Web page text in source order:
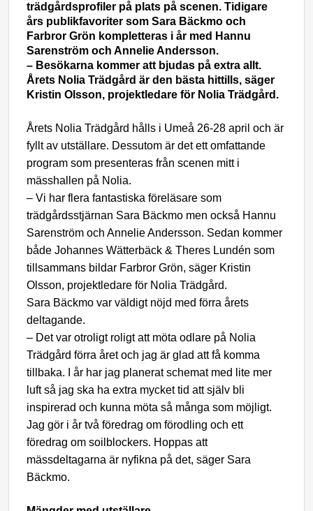
trädgårdsprofiler på plats på scenen. Tidigare
års publikfavoriter som Sara Bäckmo och
Farbror Grön kompletteras i år med Hannu
Sarenström och Annelie Andersson.
– Besökarna kommer att bjudas på extra allt.
Årets Nolia Trädgård är den bästa hittills, säger
Kristin Olsson, projektledare för Nolia Trädgård.
Årets Nolia Trädgård hålls i Umeå 26-28 april och är
fyllt av utställare. Dessutom är det ett omfattande
program som presenteras från scenen mitt i
mässhallen på Nolia.
– Vi har flera fantastiska föreläsare som
trädgårdsstjärnan Sara Bäckmo men också Hannu
Sarenström och Annelie Andersson. Sedan kommer
både Johannes Wätterbäck & Theres Lundén som
tillsammans bildar Farbror Grön, säger Kristin
Olsson, projektledare för Nolia Trädgård.
Sara Bäckmo var väldigt nöjd med förra årets
deltagande.
– Det var otroligt roligt att möta odlare på Nolia
Trädgård förra året och jag är glad att få komma
tillbaka. I år har jag planerat schemat med lite mer
luft så jag ska ha extra mycket tid att själv bli
inspirerad och kunna möta så många som möjligt.
Jag gör i år två föredrag om förodling och ett
föredrag om soilblockers. Hoppas att
mässdeltagarna är nyfikna på det, säger Sara
Bäckmo.